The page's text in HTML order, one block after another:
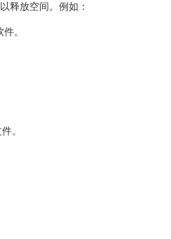
放空间。例如：
。
。